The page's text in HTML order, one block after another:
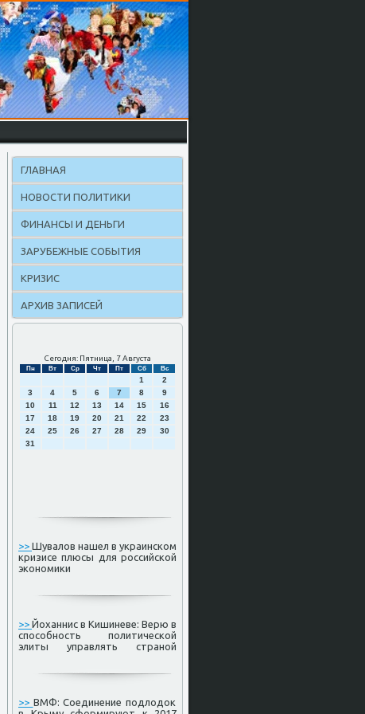
ГЛАВНАЯ
НОВОСТИ ПОЛИТИКИ
ФИНАНСЫ И ДЕНЬГИ
ЗАРУБЕЖНЫЕ СОБЫТИЯ
КРИЗИС
АРХИВ ЗАПИСЕЙ
Сегодня: Пятница, 7 Августа
Пн Вт Ср Чт Пт Сб Вс
1
2
3
4 5 6 7 8
9
10
11 12 13 14 15
16
17
18 19 20 21 22
23
24
25 26 27 28 29
30
31
>> Шувалов нашел в украинском
кризисе плюсы для российской
экономики
>> Йоханнис в Кишиневе: Верю в
способность политической
элиты управлять страной
>> ВМФ: Соединение подлодок